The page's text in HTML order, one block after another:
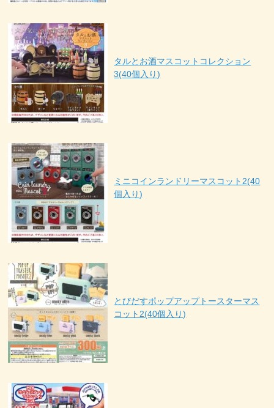
タルとお酒マスコットコレクション
3(40個入り)
ミニコインランドリーマスコット2(40
個入り)
とびだすポップアップトースターマス
コット2(40個入り)